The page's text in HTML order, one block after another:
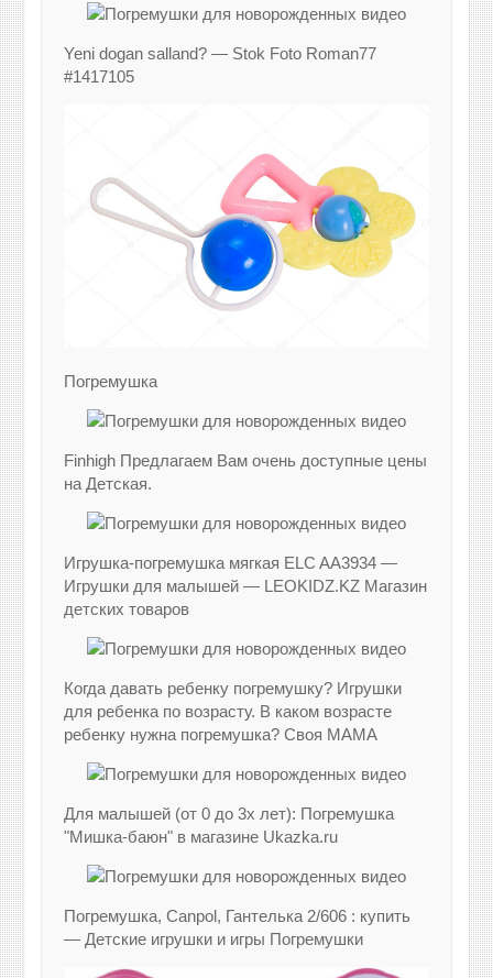
Yeni dogan salland? — Stok Foto Roman77
#1417105
Погремушка
Finhigh Предлагаем Вам очень доступные цены
на Детская.
Игрушка-погремушка мягкая ELC AA3934 —
Игрушки для малышей — LEOKIDZ.KZ Магазин
детских товаров
Когда давать ребенку погремушку? Игрушки
для ребенка по возрасту. В каком возрасте
ребенку нужна погремушка? Своя МАМА
Для малышей (от 0 до 3х лет): Погремушка
"Мишка-баюн" в магазине Ukazka.ru
Погремушка, Canpol, Гантелька 2/606 : купить
— Детские игрушки и игры Погремушки